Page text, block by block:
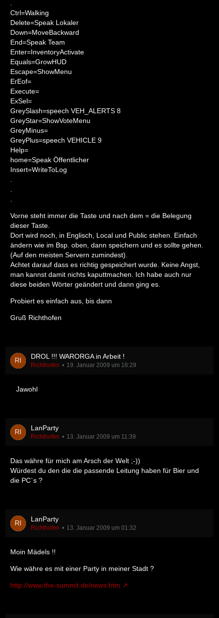
Ctrl=Walking
Delete=Speak Lokaler
Down=MoveBackward
End=Speak Team
Enter=InventoryActivate
Equals=GrowHUD
Escape=ShowMenu
ErEof=
Execute=
ExSel=
GreySlash=speech VEH_ALERTS 8
GreyStar=ShowVoteMenu
GreyMinus=
GreyPlus=speech VEHICLE 9
Help=
home=Speak Öffentlicher
Insert=WriteToLog
Vorne steht immer die Taste und nach dem = die Belegung
dieser Taste.
Dort wird noch, in Englisch, Local und Public stehen. Einfach
ändern wie im Bsp. oben, dann speichern und es sollte gehen.
(Auf den meisten Servern zumindest).
Achtet darauf dass es richtig gespeichert wurde. Keine Angst,
man kannst damit nichts kaputtmachen. Ich habe auch nur
diese beiden Wörter geändert und dann ging es.
Probiert es einfach aus, bis dann
Gruß Richthofen
DROL !!! WARORGA in Arbeit !
Richthofen 19. Januar 2009 um 16:29
Jawohl
LanParty
Richthofen 13. Januar 2009 um 11:39
Das währe für mich am Arsch der Welt ;-))
Würdest du den die die passende Leitung haben für Bier und
die PC`s ?
LanParty
Richthofen 13. Januar 2009 um 01:32
Moin Mädels !!
Wie währe es mit einer Party in meiner Stadt ?
http://www.the-summit.de/news.htm